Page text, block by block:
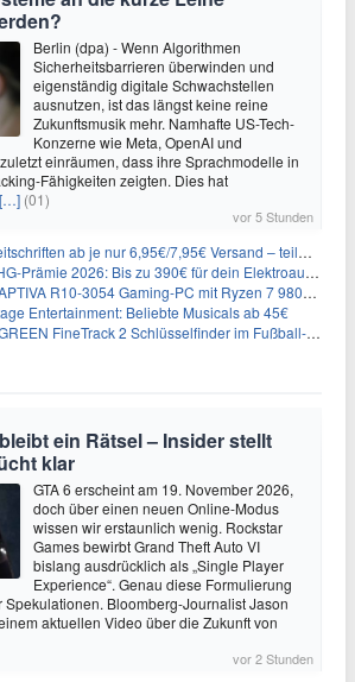
Berlin (dpa) - Wenn Algorithmen
Sicherheitsbarrieren überwinden und
eigenständig digitale Schwachstellen
ausnutzen, ist das längst keine reine
Zukunftsmusik mehr. Namhafte US-Tech-
Konzerne wie Meta, OpenAI und
einräumen, dass ihre Sprachmodelle in
Fähigkeiten zeigten. Dies hat
[…] (01)
vor 5 Stunden
ab je nur 6,95€/7,95€ Versand – teilweise selbstkündigend!
Prämie 2026: Bis zu 390€ für dein Elektroauto mit geld-fuer-eAuto.de
R10-3054 Gaming-PC mit Ryzen 7 9800X3D und RTX 5080 für 2.599€
Entertainment: Beliebte Musicals ab 45€
FineTrack 2 Schlüsselfinder im Fußball-Design für 10,98€
ein Rätsel – Insider stellt
klar
GTA 6 erscheint am 19. November 2026,
doch über einen neuen Online-Modus
wissen wir erstaunlich wenig. Rockstar
Games bewirbt Grand Theft Auto VI
bislang ausdrücklich als „Single Player
Experience“. Genau diese Formulierung
Spekulationen. Bloomberg-Journalist Jason
aktuellen Video über die Zukunft von
vor 2 Stunden